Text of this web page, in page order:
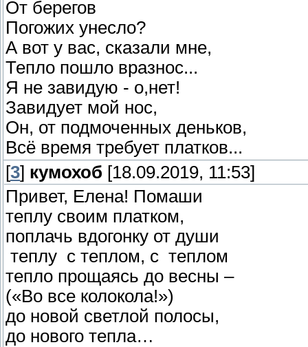
От берегов
Погожих унесло?
А вот у вас, сказали мне,
Тепло пошло вразнос...
Я не завидую - о,нет!
Завидует мой нос,
Он, от подмоченных деньков,
Всё время требует платков...
[3] кумохоб [18.09.2019, 11:53]
Привет, Елена! Помаши
теплу своим платком,
поплачь вдогонку от души
теплу с теплом, с теплом
тепло прощаясь до весны –
(«Во все колокола!»)
до новой светлой полосы,
до нового тепла…